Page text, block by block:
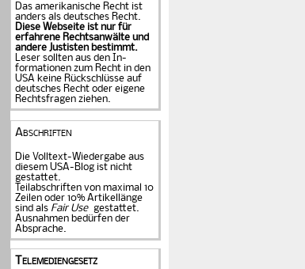
Das amerikanische Recht ist
anders als deutsches Recht.
Diese Webseite ist nur für
erfahrene Rechtsanwälte und
andere Justisten be­stimmt.
Leser sollten aus den In­
formationen zum Recht in den
USA keine Rückschlüsse auf
deutsches Recht oder eigene
Rechtsfragen ziehen.
Abschriften
Die Volltext-Wiedergabe aus
diesem USA-Blog ist nicht
gestattet.
Teilabschriften von maximal 10
Zeilen oder 10% Artikellänge
sind als Fair Use
gestattet.
Ausnahmen bedürfen der
Absprache.
Telemediengesetz